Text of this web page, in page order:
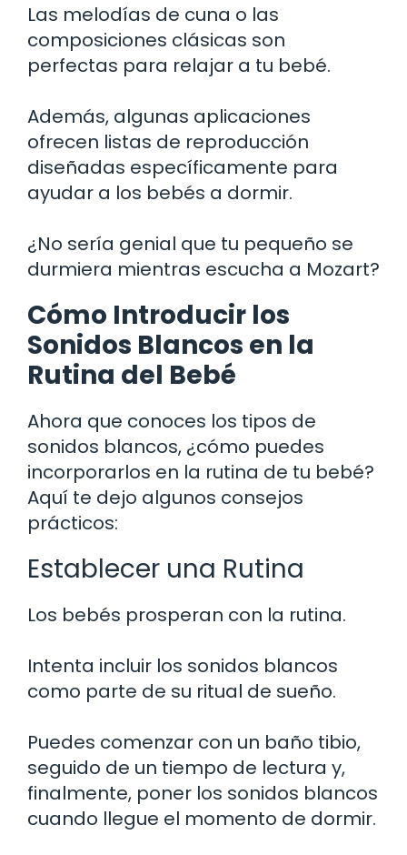
Las melodías de cuna o las
composiciones clásicas son
perfectas para relajar a tu bebé.
Además, algunas aplicaciones
ofrecen listas de reproducción
diseñadas específicamente para
ayudar a los bebés a dormir.
¿No sería genial que tu pequeño se
durmiera mientras escucha a Mozart?
Cómo Introducir los
Sonidos Blancos en la
Rutina del Bebé
Ahora que conoces los tipos de
sonidos blancos, ¿cómo puedes
incorporarlos en la rutina de tu bebé?
Aquí te dejo algunos consejos
prácticos:
Establecer una Rutina
Los bebés prosperan con la rutina.
Intenta incluir los sonidos blancos
como parte de su ritual de sueño.
Puedes comenzar con un baño tibio,
seguido de un tiempo de lectura y,
finalmente, poner los sonidos blancos
cuando llegue el momento de dormir.